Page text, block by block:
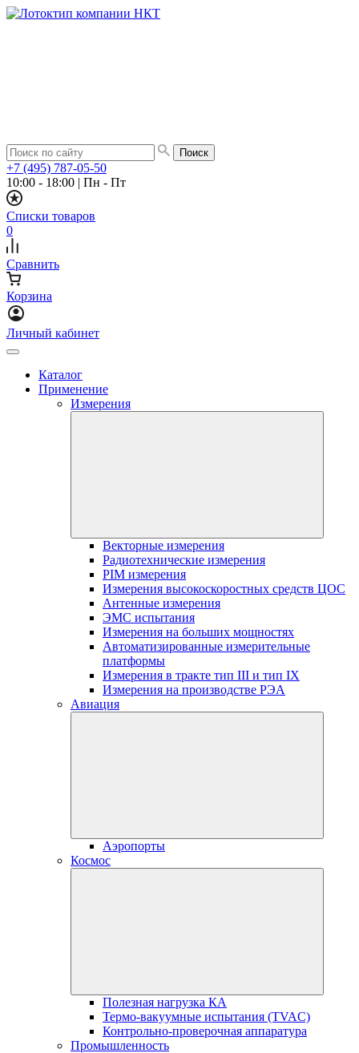
+7 (495) 787-05-50
10:00 - 18:00 | Пн - Пт
Списки товаров
0
Сравнить
Корзина
Личный кабинет
Каталог
Применение
Измерения
Векторные измерения
Радиотехнические измерения
PIM измерения
Измерения высокоскоростных средств ЦОС
Антенные измерения
ЭМС испытания
Измерения на больших мощностях
Автоматизированные измерительные
платформы
Измерения в тракте тип III и тип IX
Измерения на производстве РЭА
Авиация
Аэропорты
Космос
Полезная нагрузка КА
Термо-вакуумные испытания (TVAC)
Контрольно-проверочная аппаратура
Промышленность